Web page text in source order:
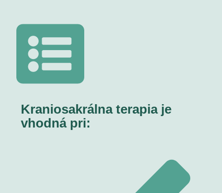
Kraniosakrálna terapia je
vhodná pri: